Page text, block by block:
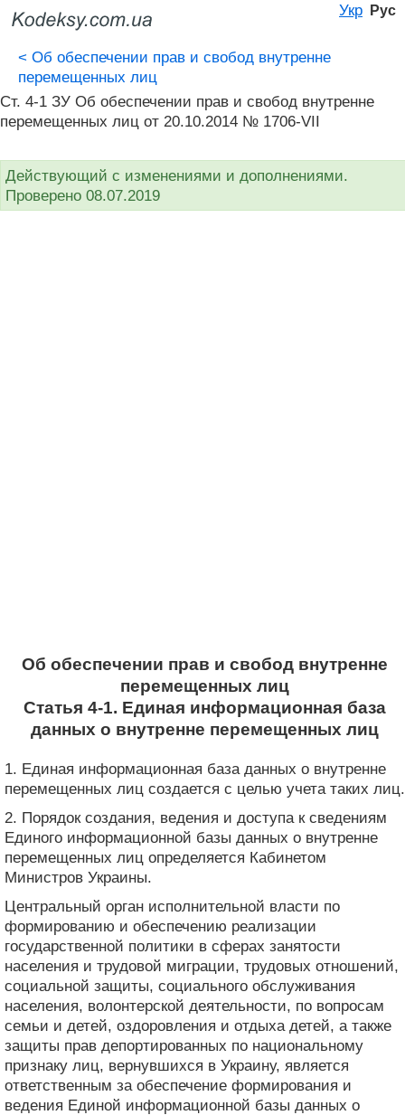
Укр Рус
< Об обеспечении прав и свобод внутренне
перемещенных лиц
Ст. 4-1 ЗУ Об обеспечении прав и свобод внутренне
перемещенных лиц от 20.10.2014 № 1706-VII
Действующий с изменениями и дополнениями.
Проверено 08.07.2019
Об обеспечении прав и свобод внутренне
перемещенных лиц
Статья 4-1. Единая информационная база
данных о внутренне перемещенных лиц
1. Единая информационная база данных о внутренне
перемещенных лиц создается с целью учета таких лиц.
2. Порядок создания, ведения и доступа к сведениям
Единого информационной базы данных о внутренне
перемещенных лиц определяется Кабинетом
Министров Украины.
Центральный орган исполнительной власти по
формированию и обеспечению реализации
государственной политики в сферах занятости
населения и трудовой миграции, трудовых отношений,
социальной защиты, социального обслуживания
населения, волонтерской деятельности, по вопросам
семьи и детей, оздоровления и отдыха детей, а также
защиты прав депортированных по национальному
признаку лиц, вернувшихся в Украину, является
ответственным за обеспечение формирования и
ведения Единой информационной базы данных о